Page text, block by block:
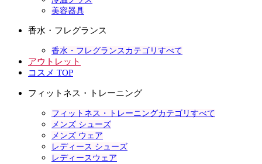
美容器具
香水・フレグランス
香水・フレグランスカテゴリすべて
アウトレット
コスメ TOP
フィットネス・トレーニング
フィットネス・トレーニングカテゴリすべて
メンズ シューズ
メンズ ウェア
レディース シューズ
レディースウェア